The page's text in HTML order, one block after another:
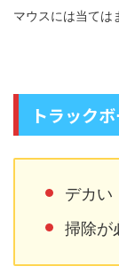
マウスには当ては
トラック
デカい
掃除が